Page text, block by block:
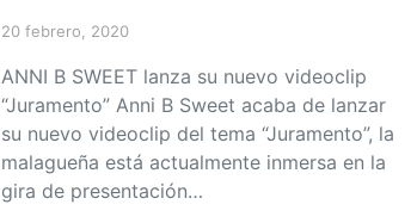
Posted on
20 febrero, 2020
ANNI B SWEET lanza su nuevo videoclip
“Juramento” Anni B Sweet acaba de lanzar
su nuevo videoclip del tema “Juramento”, la
malagueña está actualmente inmersa en la
gira de presentación…